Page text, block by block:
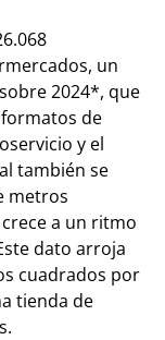
un
2024*, que
de
y el
también se
metros
a un ritmo
dato arroja
cuadrados por
tienda de